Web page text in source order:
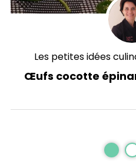
Les petites idées
Œufs cocotte